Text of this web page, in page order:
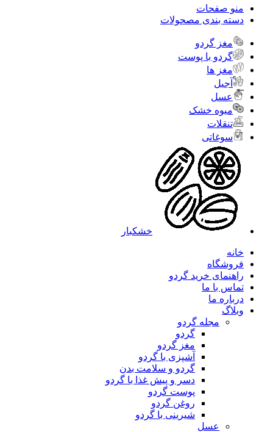
منو صفحات
دسته بندی مصحولات
مغز گردو
گردو با پوست
مغز ها
آجیل
عسل
میوه خشک
تنقلات
سوغاتی
خشکبار
خانه
فروشگاه
راهنمای خرید گردو
تماس با ما
درباره ما
وبلاگ
مجله گردو
گردو
مغز گردو
آشپزی با گردو
گردو و سلامت بدن
دسر و پیش غذا با گردو
پوست گردو
روغن گردو
شیرینی با گردو
عسل